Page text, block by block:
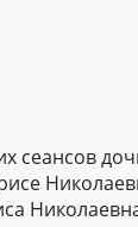
сеансов